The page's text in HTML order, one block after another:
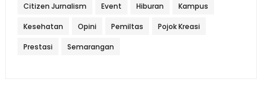
Citizen Jurnalism Event Hiburan Kampus
Kesehatan Opini Pemiltas Pojok Kreasi
Prestasi Semarangan